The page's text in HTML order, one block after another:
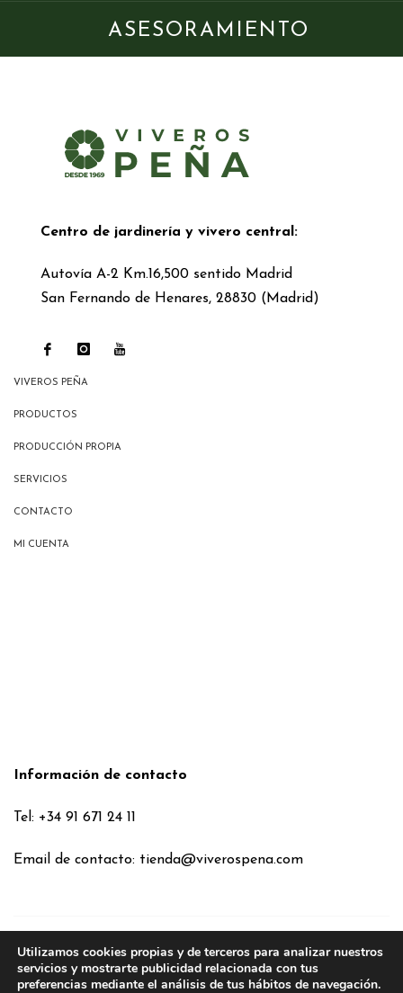
ASESORAMIENTO
Centro de jardinería y vivero central:
Autovía A-2 Km.16,500 sentido Madrid
San Fernando de Henares, 28830 (Madrid)
VIVEROS PEÑA
PRODUCTOS
PRODUCCIÓN PROPIA
SERVICIOS
CONTACTO
MI CUENTA
Información de contacto
Tel: +34 91 671 24 11
Email de contacto: tienda@viverospena.com
Condiciones generales
Aviso legal
Utilizamos cookies propias y de terceros para analizar nuestros
servicios y mostrarte publicidad relacionada con tus
preferencias mediante el análisis de tus hábitos de navegación.